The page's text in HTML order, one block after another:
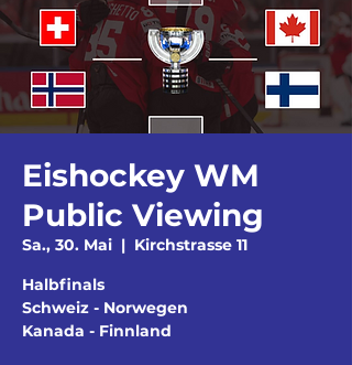
Eishockey WM
Public Viewing
Sa., 30. Mai
  |
Kirchstrasse 11
Halbfinals
Schweiz - Norwegen
Kanada - Finnland